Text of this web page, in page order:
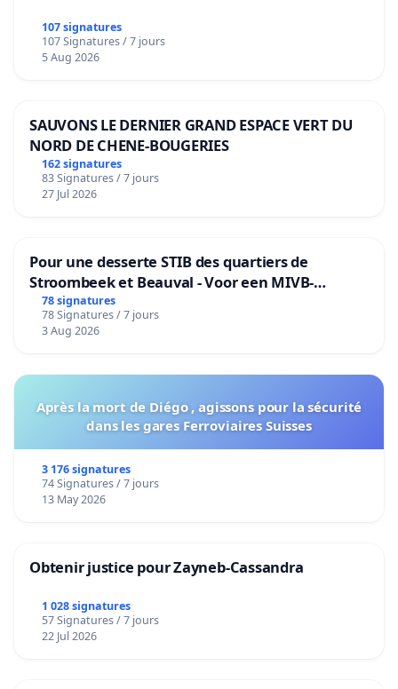
107 signatures
107 Signatures / 7 jours
5 Aug 2026
SAUVONS LE DERNIER GRAND ESPACE VERT DU
NORD DE CHENE-BOUGERIES
162 signatures
83 Signatures / 7 jours
27 Jul 2026
Pour une desserte STIB des quartiers de
Stroombeek et Beauval - Voor een MIVB-
bediening van de wijken Strombeek en Het
Voor
78 signatures
78 Signatures / 7 jours
3 Aug 2026
Après la mort de Diégo , agissons pour la sécurité
dans les gares Ferroviaires Suisses
3 176 signatures
74 Signatures / 7 jours
13 May 2026
Obtenir justice pour Zayneb-Cassandra
1 028 signatures
57 Signatures / 7 jours
22 Jul 2026